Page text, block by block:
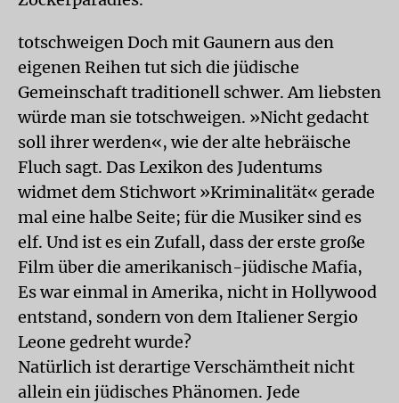
totschweigen Doch mit Gaunern aus den
eigenen Reihen tut sich die jüdische
Gemeinschaft traditionell schwer. Am liebsten
würde man sie totschweigen. »Nicht gedacht
soll ihrer werden«, wie der alte hebräische
Fluch sagt. Das Lexikon des Judentums
widmet dem Stichwort »Kriminalität« gerade
mal eine halbe Seite; für die Musiker sind es
elf. Und ist es ein Zufall, dass der erste große
Film über die amerikanisch-jüdische Mafia,
Es war einmal in Amerika, nicht in Hollywood
entstand, sondern von dem Italiener Sergio
Leone gedreht wurde?
Natürlich ist derartige Verschämtheit nicht
allein ein jüdisches Phänomen. Jede